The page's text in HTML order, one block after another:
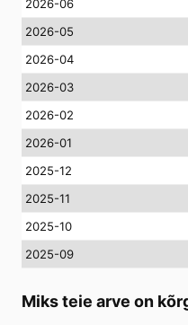
2026-06
2026-05
2026-04
2026-03
2026-02
2026-01
2025-12
2025-11
2025-10
2025-09
Miks teie arve on